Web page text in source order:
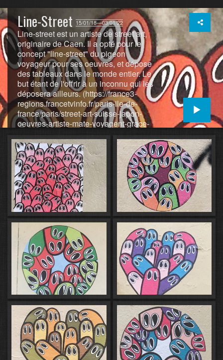
Line-Street 15/01/18—03/01/22
Line-street est un artiste de street art,
originaire de Caen. Il a opté pour le
concept "line-street" du pigeon
voyageur pour ses oeuvres, et dépose
des tableaux dans le monde entier. Le
but étant de l'offrir à un inconnu qui les
déposera ailleurs. (https://france3-
regions.francetvinfo.fr/paris-ile-de-
france/paris/street-art-suisse-japon-
oeuvres-artiste-mate-voyagent-grace-
aux-reseaux-sociaux-1509385.html)
(https://line-street.com/about/)